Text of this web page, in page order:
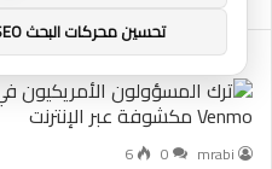
mrabi
0
6
تحسين محركات البحث SEO